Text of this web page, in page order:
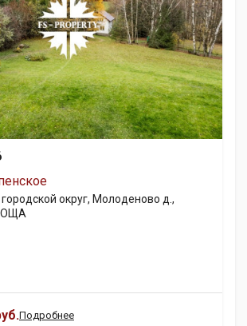
округ, Молоденово д.,
Подробнее